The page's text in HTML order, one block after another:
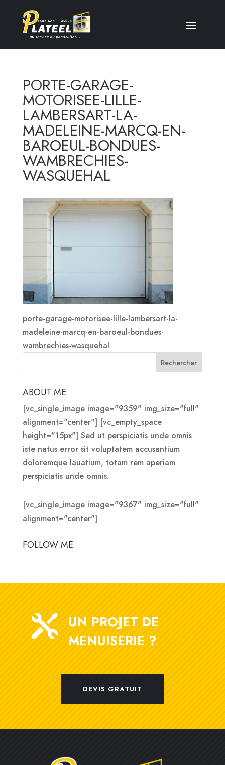
PORTE-GARAGE-
MOTORISEE-LILLE-
LAMBERSART-LA-
MADELEINE-MARCQ-EN-
BAROEUL-BONDUES-
WAMBRECHIES-
WASQUEHAL
porte-garage-motorisee-lille-lambersart-la-
madeleine-marcq-en-baroeul-bondues-
wambrechies-wasquehal
ABOUT ME
[vc_single_image image="9359" img_size="full"
alignment="center"] [vc_empty_space
height="15px"] Sed ut perspiciatis unde omnis
iste natus error sit voluptatem accusantium
doloremque lauatium, totam rem aperiam
perspiciatis unde omnis.
[vc_single_image image="9367" img_size="full"
alignment="center"]
FOLLOW ME

UN PROJET DE
MENUISERIE ?
DEVIS GRATUIT